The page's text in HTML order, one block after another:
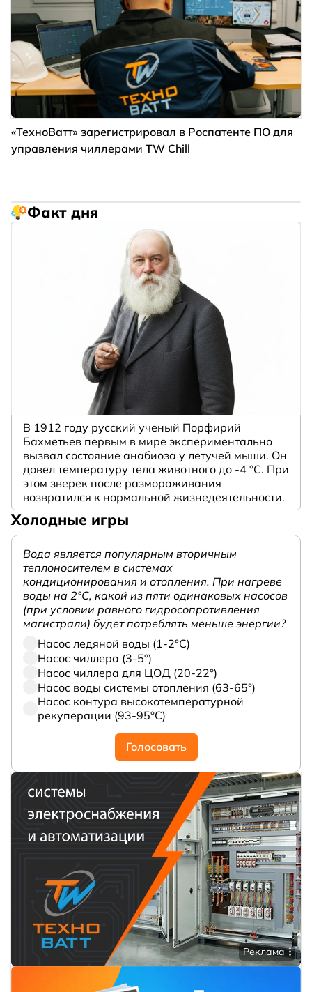
«ТехноВатт» зарегистрировал в Роспатенте ПО для
управления чиллерами TW Chill
Факт дня
В 1912 году русский ученый Порфирий
Бахметьев первым в мире экспериментально
вызвал состояние анабиоза у летучей мыши. Он
довел температуру тела животного до -4 °C. При
этом зверек после размораживания
возвратился к нормальной жизнедеятельности.
Холодные игры
Вода является популярным вторичным
теплоносителем в системах
кондиционирования и отопления. При нагреве
воды на 2°С, какой из пяти одинаковых насосов
(при условии равного гидросопротивления
магистрали) будет потреблять меньше энергии?
Насос ледяной воды (1-2°С)
Насос чиллера (3-5°)
Насос чиллера для ЦОД (20-22°)
Насос воды системы отопления (63-65°)
Насос контура высокотемпературной
рекуперации (93-95°С)
Голосовать
Реклама